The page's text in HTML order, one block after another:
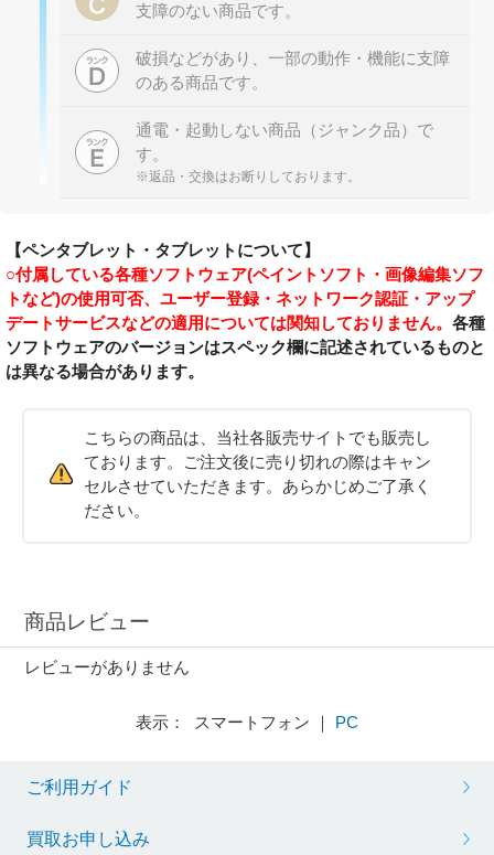
支障のない商品です。
破損などがあり、一部の動作・機能に支障
のある商品です。
通電・起動しない商品（ジャンク品）で
す。
※返品・交換はお断りしております。
【ペンタブレット・タブレットについて】
○付属している各種ソフトウェア(ペイントソフト・画像編集ソフ
トなど)の使用可否、ユーザー登録・ネットワーク認証・アップ
デートサービスなどの適用については関知しておりません。 各種
ソフトウェアのバージョンはスペック欄に記述されているものと
は異なる場合があります。
こちらの商品は、当社各販売サイトでも販売し
ております。ご注文後に売り切れの際はキャン
セルさせていただきます。あらかじめご了承く
ださい。
商品レビュー
レビューがありません
表示： スマートフォン ｜ PC
ご利用ガイド
買取お申し込み